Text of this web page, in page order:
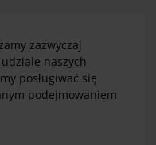
zazwyczaj
naszych
posługiwać się
podejmowaniem